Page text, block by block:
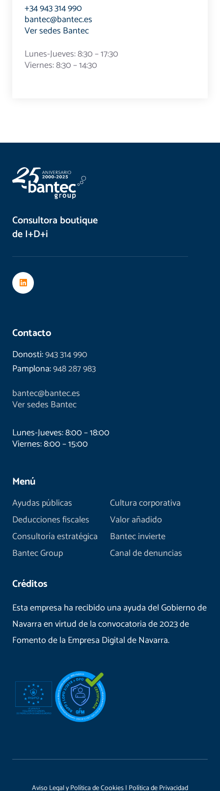
+34 943 314 990
bantec@bantec.es
Ver sedes Bantec
Lunes-Jueves: 8:30 – 17:30
Viernes: 8:30 – 14:30
Consultora boutique
de I+D+i
Contacto
Donosti:943 314 990
Pamplona:948 287 983
bantec@bantec.es
Ver sedes Bantec
Lunes-Jueves: 8:00 – 18:00
Viernes: 8:00 – 15:00
Menú
Ayudas públicas
Deducciones fiscales
Consultoría estratégica
Bantec Group
Cultura corporativa
Valor añadido
Bantec invierte
Canal de denuncias
Créditos
Esta empresa ha recibido una ayuda del Gobierno de
Navarra en virtud de la convocatoria de 2023 de
Fomento de la Empresa Digital de Navarra.
Aviso Legal y Política de Cookies| Política de Privacidad